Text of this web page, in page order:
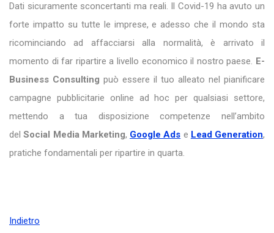
Dati sicuramente sconcertanti ma reali. Il Covid-19 ha avuto un
forte impatto su tutte le imprese, e adesso che il mondo sta
ricominciando ad affacciarsi alla normalità, è arrivato il
momento di far ripartire a livello economico il nostro paese. E-
Business Consulting può essere il tuo alleato nel pianificare
campagne pubblicitarie online ad hoc per qualsiasi settore,
mettendo a tua disposizione competenze nell’ambito
delSocial Media Marketing, Google Ads e Lead Generation,
pratiche fondamentali per ripartire in quarta.
Indietro